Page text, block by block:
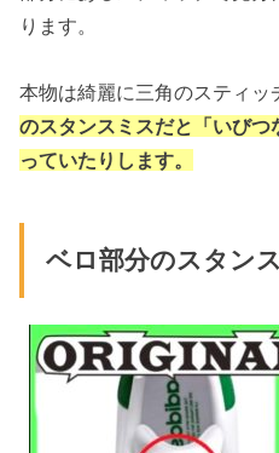
ります。
本物は綺麗に三角のスティ
のスタンスミスだと「いび
っていたりします。
ベロ部分のスタン